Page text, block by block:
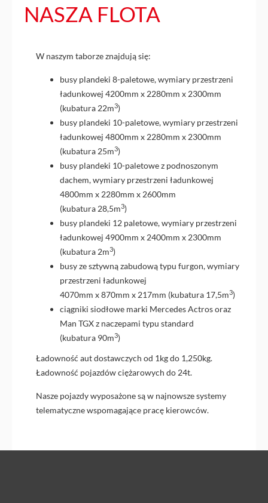
NASZA FLOTA
W naszym taborze znajdują się:
busy plandeki 8-paletowe, wymiary przestrzeni
ładunkowej 4200mm x 2280mm x 2300mm
(kubatura 22m3)
busy plandeki 10-paletowe, wymiary przestrzeni
ładunkowej 4800mm x 2280mm x 2300mm
(kubatura 25m3)
busy plandeki 10-paletowe z podnoszonym
dachem, wymiary przestrzeni ładunkowej
4800mm x 2280mm x 2600mm
(kubatura 28,5m3)
busy plandeki 12 paletowe, wymiary przestrzeni
ładunkowej 4900mm x 2400mm x 2300mm
(kubatura 2m3)
busy ze sztywną zabudową typu furgon, wymiary
przestrzeni ładunkowej
4070mm x 870mm x 217mm (kubatura 17,5m3)
ciągniki siodłowe marki Mercedes Actros oraz
Man TGX z naczepami typu standard
(kubatura 90m3)
Ładowność aut dostawczych od 1kg do 1,250kg.
Ładowność pojazdów ciężarowych do 24t.
Nasze pojazdy wyposażone są w najnowsze systemy
telematyczne wspomagające pracę kierowców.